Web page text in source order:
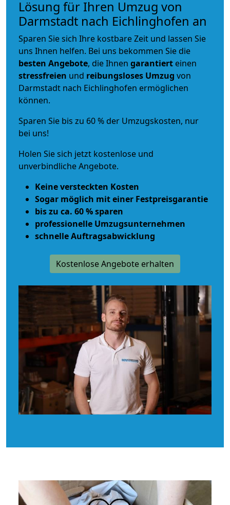
Lösung für Ihren Umzug von
Darmstadt nach Eichlinghofen an
Sparen Sie sich Ihre kostbare Zeit und lassen Sie
uns Ihnen helfen. Bei uns bekommen Sie die
besten Angebote, die Ihnen garantiert einen
stressfreien und reibungsloses Umzug von
Darmstadt nach Eichlinghofen ermöglichen
können.
Sparen Sie bis zu 60 % der Umzugskosten, nur
bei uns!
Holen Sie sich jetzt kostenlose und
unverbindliche Angebote.
Keine versteckten Kosten
Sogar möglich mit einer Festpreisgarantie
bis zu ca. 60 % sparen
professionelle Umzugsunternehmen
schnelle Auftragsabwicklung
Kostenlose Angebote erhalten